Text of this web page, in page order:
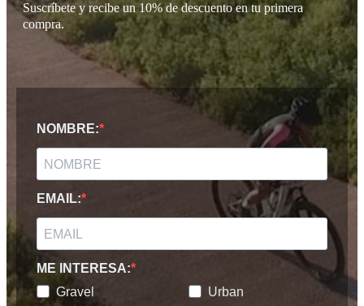
Suscríbete y recibe un 10% de descuento en tu primera
compra.
NOMBRE:
EMAIL:
ME INTERESA:
Gravel
Urban